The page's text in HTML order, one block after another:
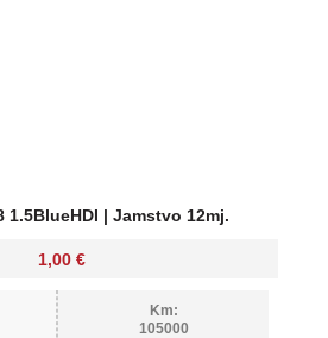
1.5BlueHDI | Jamstvo 12mj.
1,00 €
Km:
105000